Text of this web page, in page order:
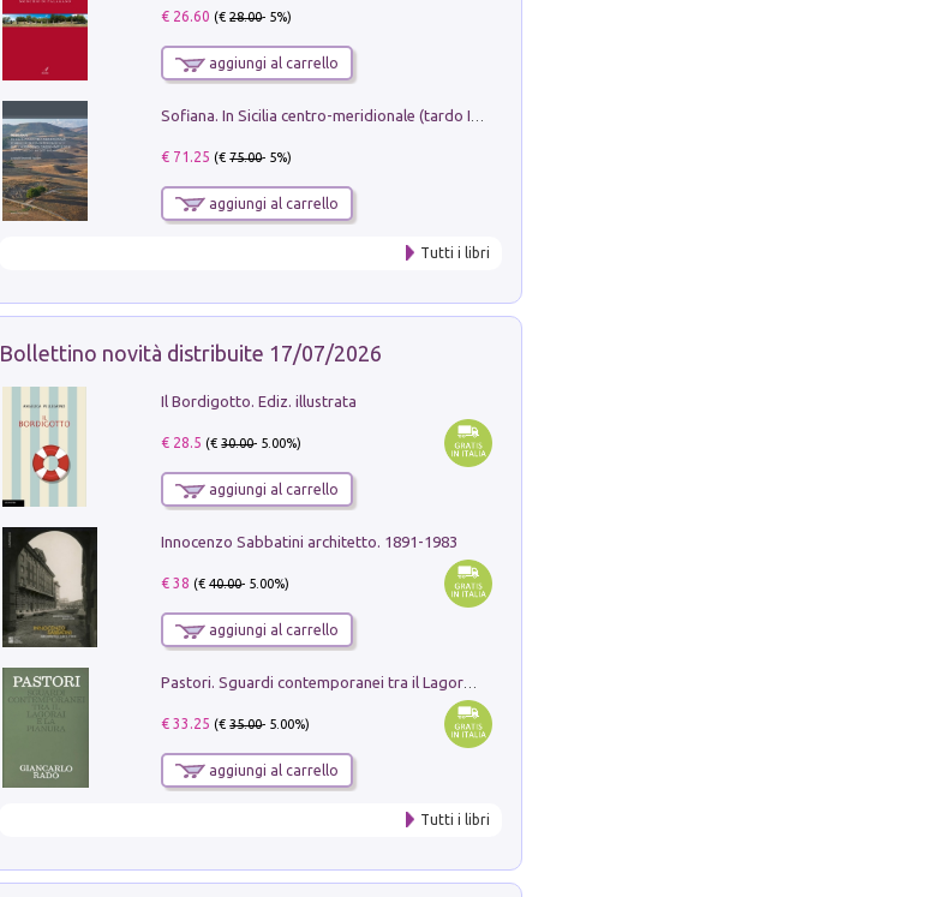
€ 26.60 (€28.00- 5%)
aggiungi al carrello
€ 71.25 (€75.00- 5%)
aggiungi al carrello
Tutti i libri
Bollettino novità distribuite 17/07/2026
Il Bordigotto. Ediz. illustrata
€ 28.5 (€30.00- 5.00%)
aggiungi al carrello
Innocenzo Sabbatini architetto. 1891-1983
€ 38 (€40.00- 5.00%)
aggiungi al carrello
€ 33.25 (€35.00- 5.00%)
aggiungi al carrello
Tutti i libri